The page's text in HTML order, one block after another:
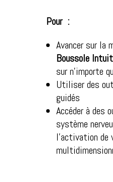
Pour :
Avancer sur la
Boussole
sur n’importe
Utiliser des
guidés
Accéder à des
système
l’activation